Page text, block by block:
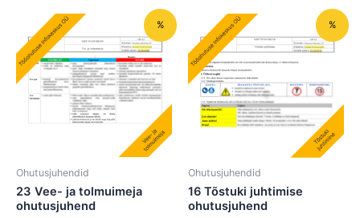
%
Ohutusjuhendid
23 Vee- ja tolmuimeja
ohutusjuhend
Algne
hind
oli:
49,00 €.
Praegune
on:
29,40 €.
%
Ohutusjuhendid
16 Tõstuki juhtimise
ohutusjuhend
Algne
hind
oli:
49,00 €.
Praegune
on:
29,40 €.